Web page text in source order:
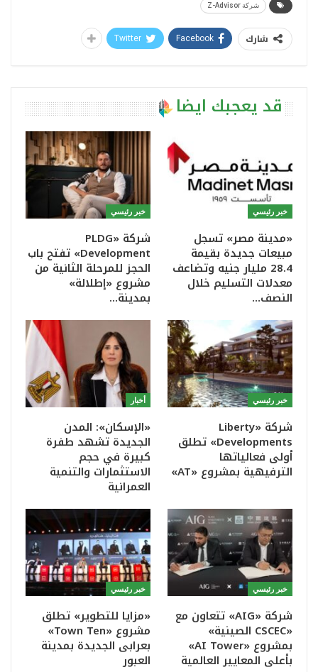
شركة Z-Advisor
شارك Facebook
Twitter
قد يعجبك ايضا
خبر رئيسي
«مدينة مصر» تسجل
مبيعات جديدة بقيمة
28.4 مليار جنيه وتضاعف
معدلات التسليم خلال
النصف…
خبر رئيسي
شركة «PLDG
Development» تفتح باب
الحجز للمرحلة الثانية من
مشروع «إطلالة»
بمدينة…
خبر رئيسي
شركة «Liberty
Developments» تطلق
أولى فعالياتها
الترفيهية بمشروع «AT»
أخبار
«الإسكان»: المدن
الجديدة تشهد طفرة
كبيرة في حجم
الاستثمارات والتنمية
العمرانية
خبر رئيسي
شركة «AIG» تتعاون مع
«CSCEC الصينية»
بمشروع «AI Tower»
بأعلى المعايير العالمية
خبر رئيسي
«مزايا للتطوير» تطلق
مشروع «Town Ten»
بعرابى الجديدة بمدينة
العبور